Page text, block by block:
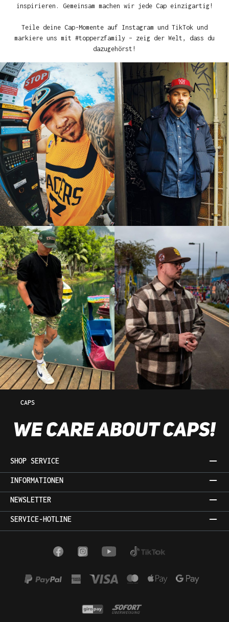
inspirieren. Gemeinsam machen wir jede Cap einzigartig!
Teile deine Cap-Momente auf Instagram und TikTok und
markiere uns mit #topperzfamily – zeig der Welt, dass du
dazugehörst!
CAPS
SHOP SERVICE
INFORMATIONEN
NEWSLETTER
SERVICE-HOTLINE